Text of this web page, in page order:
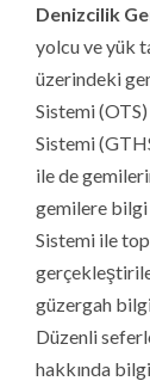
Denizcilik
yolcu ve yük
üzerindeki
Sistemi
Sistemi
ile de
gemilere
Sistemi ile
güzergah
Düzenli
hakkında